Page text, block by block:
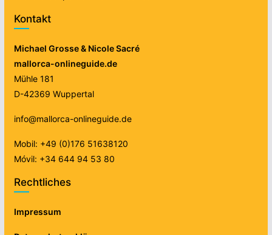
Kontakt
Michael Grosse & Nicole Sacré
mallorca-onlineguide.de
Mühle 181
D-42369 Wuppertal
info@mallorca-onlineguide.de
Mobil: +49 (0)176 51638120
Móvil: +34 644 94 53 80
Rechtliches
Impressum